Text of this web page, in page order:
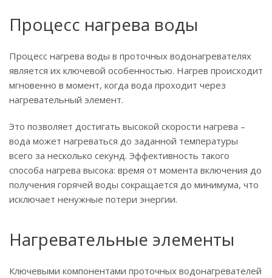
Процесс нагрева воды
Процесс нагрева воды в проточных водонагревателях
является их ключевой особенностью. Нагрев происходит
мгновенно в момент, когда вода проходит через
нагревательный элемент.
Это позволяет достигать высокой скорости нагрева –
вода может нагреваться до заданной температуры
всего за несколько секунд. Эффективность такого
способа нагрева высока: время от момента включения до
получения горячей воды сокращается до минимума, что
исключает ненужные потери энергии.
Нагревательные элементы
Ключевыми компонентами проточных водонагревателей